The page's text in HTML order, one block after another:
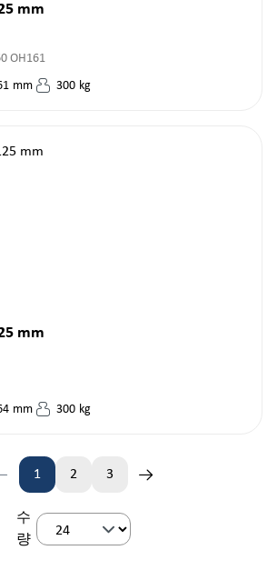
mm
OH161
mm 300 kg
mm
mm 300 kg
페이지
1 2
페이지
3
수
량